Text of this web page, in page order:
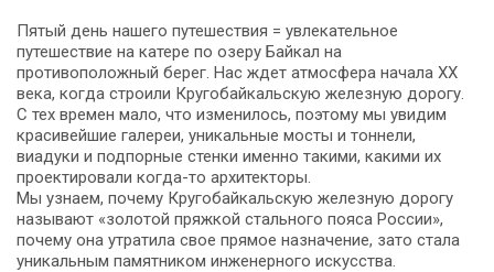
Пятый день нашего путешествия = увлекательное
путешествие на катере по озеру Байкал на
противоположный берег. Нас ждет атмосфера начала XX
века, когда строили Кругобайкальскую железную дорогу.
С тех времен мало, что изменилось, поэтому мы увидим
красивейшие галереи, уникальные мосты и тоннели,
виадуки и подпорные стенки именно такими, какими их
проектировали когда-то архитекторы.
Мы узнаем, почему Кругобайкальскую железную дорогу
называют «золотой пряжкой стального пояса России»,
почему она утратила свое прямое назначение, зато стала
уникальным памятником инженерного искусства.